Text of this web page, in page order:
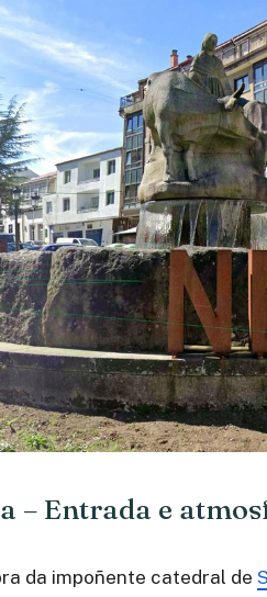
– Entrada e
da impoñente catedral de